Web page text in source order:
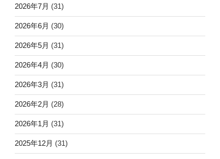
2026年7月 (31)
2026年6月 (30)
2026年5月 (31)
2026年4月 (30)
2026年3月 (31)
2026年2月 (28)
2026年1月 (31)
2025年12月 (31)